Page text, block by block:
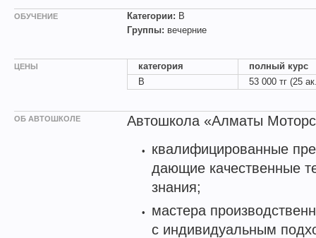
ОБУЧЕНИЕ Категории: B
Группы: вечерние
ЦЕНЫ категория
полный курс
B
53 000 тг (25
ОБ АВТОШКОЛЕ
Автошкола «Алматы
квалифицированные
дающие качественные
знания;
мастера
с индивидуальным